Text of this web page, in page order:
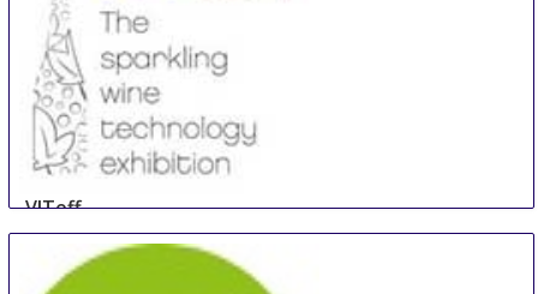
VITeff
19 Oct-22 Oct
Epernay
France